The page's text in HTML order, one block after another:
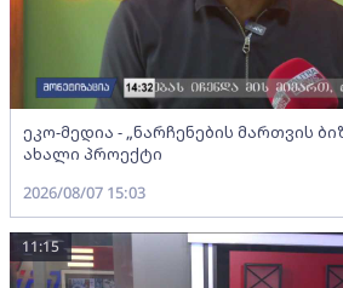
ეკო-მედია - „ნარჩენების მართვის
ახალი პროექტი
2026/08/07 15:03
11:15